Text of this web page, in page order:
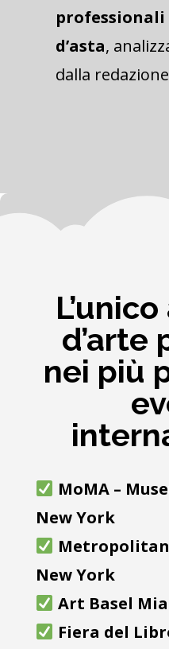
professionali
d’asta,
dalla
d’arte
nei più
MoMA –
New York
New York
Art Basel
Fiera del